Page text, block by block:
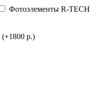
Фотоэлементы R-TECH
(+1800 р.)